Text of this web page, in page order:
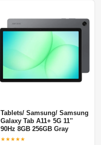
Tablets/ Samsung/ Samsung
Galaxy Tab A11+ 5G 11''
90Hz 8GB 256GB Gray
★★★★★